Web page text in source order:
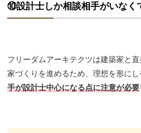
⑩設計士しか相談相手がいなく
フリーダムアーキテクツは建築家と
家づくりを進めるため、理想を形にし
手が設計士中心になる点に注意が必要